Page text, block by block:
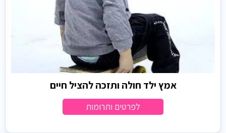
אמץ ילד חולה ותזכה להציל חיים
לפרטים ותרומות